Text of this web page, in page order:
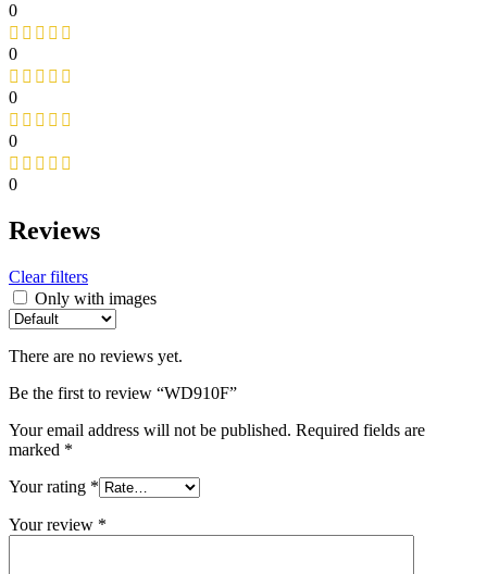
0
0
0
0
0
Reviews
Clear filters
Only with images
There are no reviews yet.
Be the first to review “WD910F”
Your email address will not be published. Required fields are
marked *
Your rating *
Your review *